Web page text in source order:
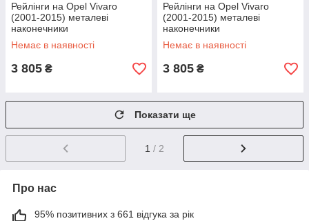
Рейлінги на Opel Vivaro
(2001-2015) металеві
наконечники
Немає в наявності
3 805 ₴
Рейлінги на Opel Vivaro
(2001-2015) металеві
наконечники
Немає в наявності
3 805 ₴
Показати ще
1 / 2
Про нас
95% позитивних з 661 відгука за рік